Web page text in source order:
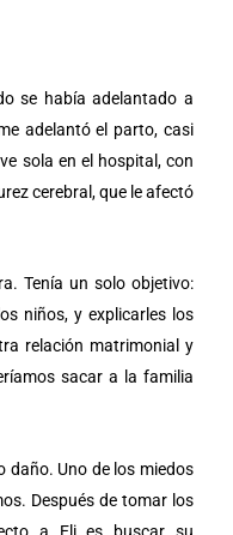
se había adelantado a
adelantó el parto, casi
sola en el hospital, con
cerebral, que le afectó
Tenía un solo objetivo:
niños, y explicarles los
relación matrimonial y
sacar a la familia
daño. Uno de los miedos
Después de tomar los